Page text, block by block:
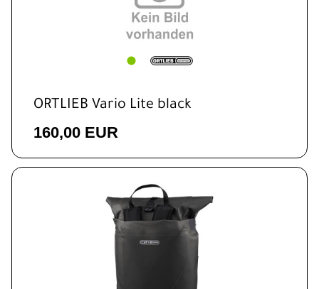
ORTLIEB Vario Lite black
160,00 EUR